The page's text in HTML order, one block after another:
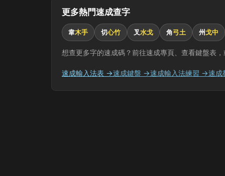
更多熱門速成查字
韋木手 切心竹 叉水戈 角弓土 州戈中
想查更多字的速成碼？前往速成專頁、查看鍵盤表
速成輸入法表 →速成鍵盤 →速成輸入法練習 →速